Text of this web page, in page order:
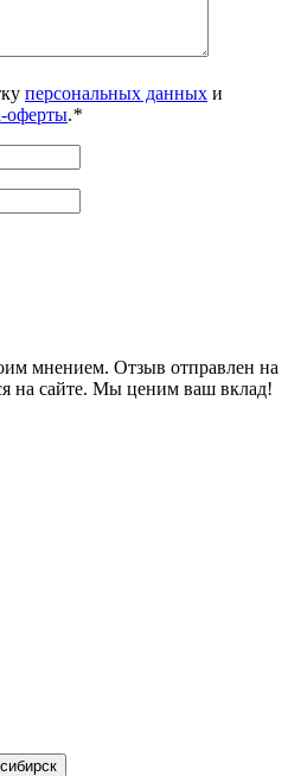
персональных данных и
оферты.*
мнением. Отзыв отправлен на
на сайте. Мы ценим ваш вклад!